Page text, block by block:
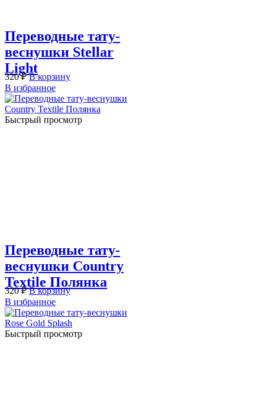
Переводные тату-
веснушки Stellar
Light
320₽ В корзину
В избранное
Быстрый просмотр
Переводные тату-
веснушки Country
Textile Полянка
320₽ В корзину
В избранное
Быстрый просмотр